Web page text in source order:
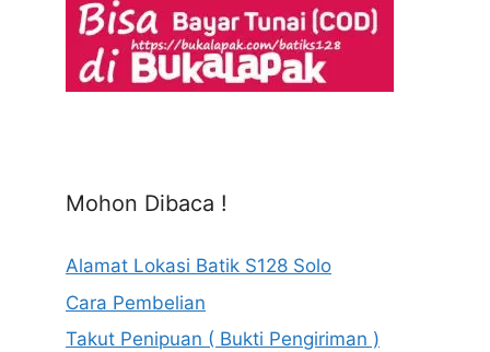
Mohon Dibaca !
Alamat Lokasi Batik S128 Solo
Cara Pembelian
Takut Penipuan ( Bukti Pengiriman )